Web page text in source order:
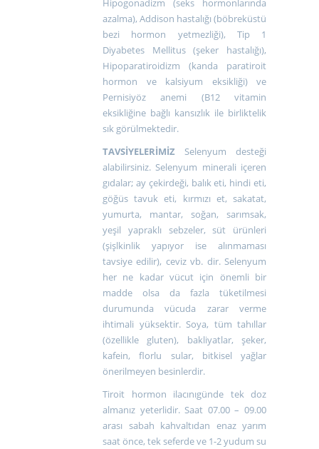
Hipogonadizm (seks hormonlarında
azalma), Addison hastalığı (böbreküstü
bezi hormon yetmezliği), Tip 1
Diyabetes Mellitus (şeker hastalığı),
Hipoparatiroidizm (kanda paratiroit
hormon ve kalsiyum eksikliği) ve
Pernisiyöz anemi (B12 vitamin
eksikliğine bağlı kansızlık ile birliktelik
sık görülmektedir.
TAVSİYELERİMİZ Selenyum desteği
alabilirsiniz. Selenyum minerali içeren
gıdalar; ay çekirdeği, balık eti, hindi eti,
göğüs tavuk eti, kırmızı et, sakatat,
yumurta, mantar, soğan, sarımsak,
yeşil yapraklı sebzeler, süt ürünleri
(şişlkinlik yapıyor ise alınmaması
tavsiye edilir), ceviz vb. dir. Selenyum
her ne kadar vücut için önemli bir
madde olsa da fazla tüketilmesi
durumunda vücuda zarar verme
ihtimali yüksektir. Soya, tüm tahıllar
(özellikle gluten), bakliyatlar, şeker,
kafein, florlu sular, bitkisel yağlar
önerilmeyen besinlerdir.
Tiroit hormon ilacınıgünde tek doz
almanız yeterlidir. Saat 07.00 – 09.00
arası sabah kahvaltıdan enaz yarım
saat önce, tek seferde ve 1-2 yudum su